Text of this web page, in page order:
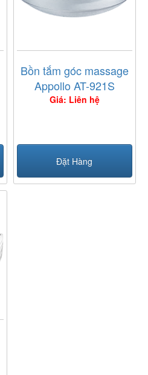
Bồn tắm góc massage
Appollo AT-921S
Giá: Liên hệ
Đặt Hàng